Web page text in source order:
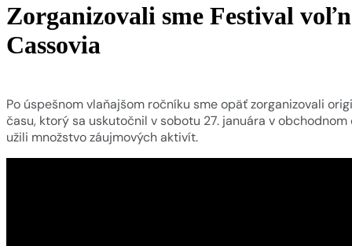
Zorganizovali sme Festival
Cassovia
Po úspešnom vlaňajšom ročníku sme opäť zorganizovali
času, ktorý sa uskutočnil v sobotu 27. januára v
užili množstvo záujmových aktivít.